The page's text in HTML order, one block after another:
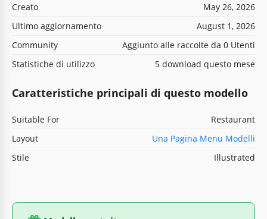
Creato
May 26, 2026
Ultimo aggiornamento
August 1, 2026
Community
Aggiunto alle raccolte da 0 Utenti
Statistiche di utilizzo
5 download questo mese
Caratteristiche principali di questo modello
Suitable For
Restaurant
Layout
Una Pagina Menu Modelli
Stile
Illustrated